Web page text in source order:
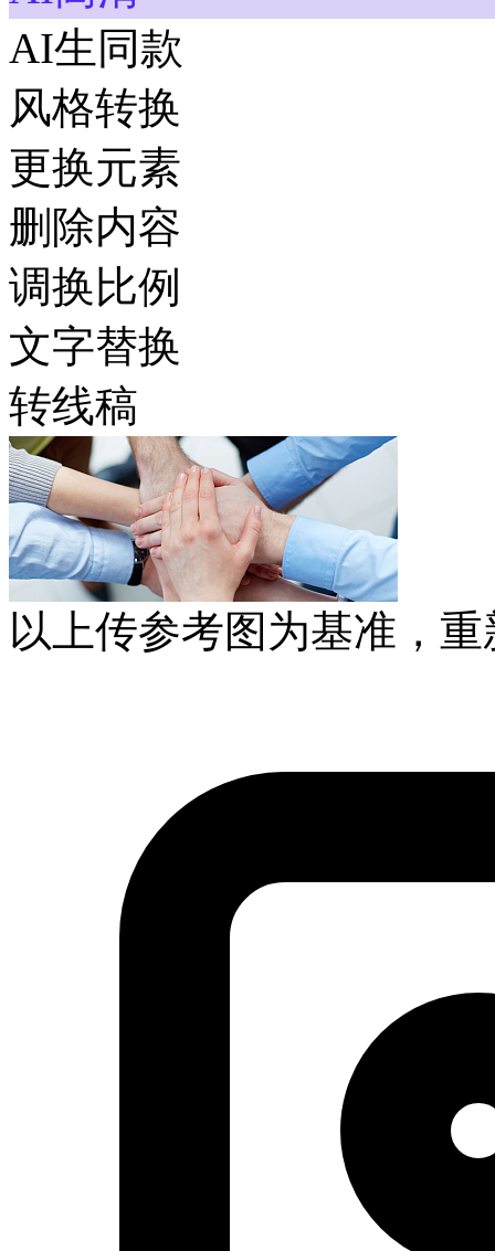
AI生同款
风格转换
更换元素
删除内容
调换比例
文字替换
转线稿
以上传参考图为基准，